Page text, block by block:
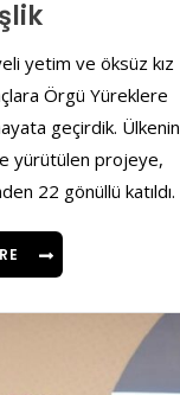
yetim ve öksüz kız
Örgü Yüreklere
geçirdik. Ülkenin
yürütülen projeye,
22 gönüllü katıldı.